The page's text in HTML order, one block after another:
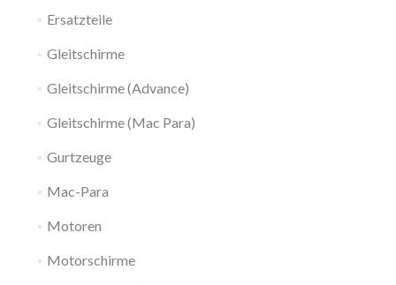
Ersatzteile
Gleitschirme
Gleitschirme (Advance)
Gleitschirme (Mac Para)
Gurtzeuge
Mac-Para
Motoren
Motorschirme